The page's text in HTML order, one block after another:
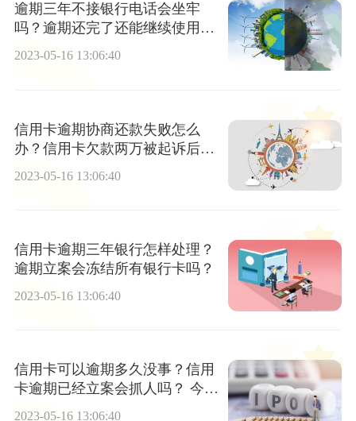
逾期三年不接银行电话会坐牢
吗？逾期还完了还能继续使用
吗？ 当前热闻
2023-05-16 13:06:40
信用卡逾期协商还款失败怎么
办？信用卡欠款两万被起诉后果
2023-05-16 13:06:40
信用卡逾期三年银行怎样处理？
逾期立案会冻结所有银行卡吗？
2023-05-16 13:06:40
信用卡可以逾期多久没事？信用
卡逾期已经立案会抓人吗？ 今日
视点
2023-05-16 13:06:40